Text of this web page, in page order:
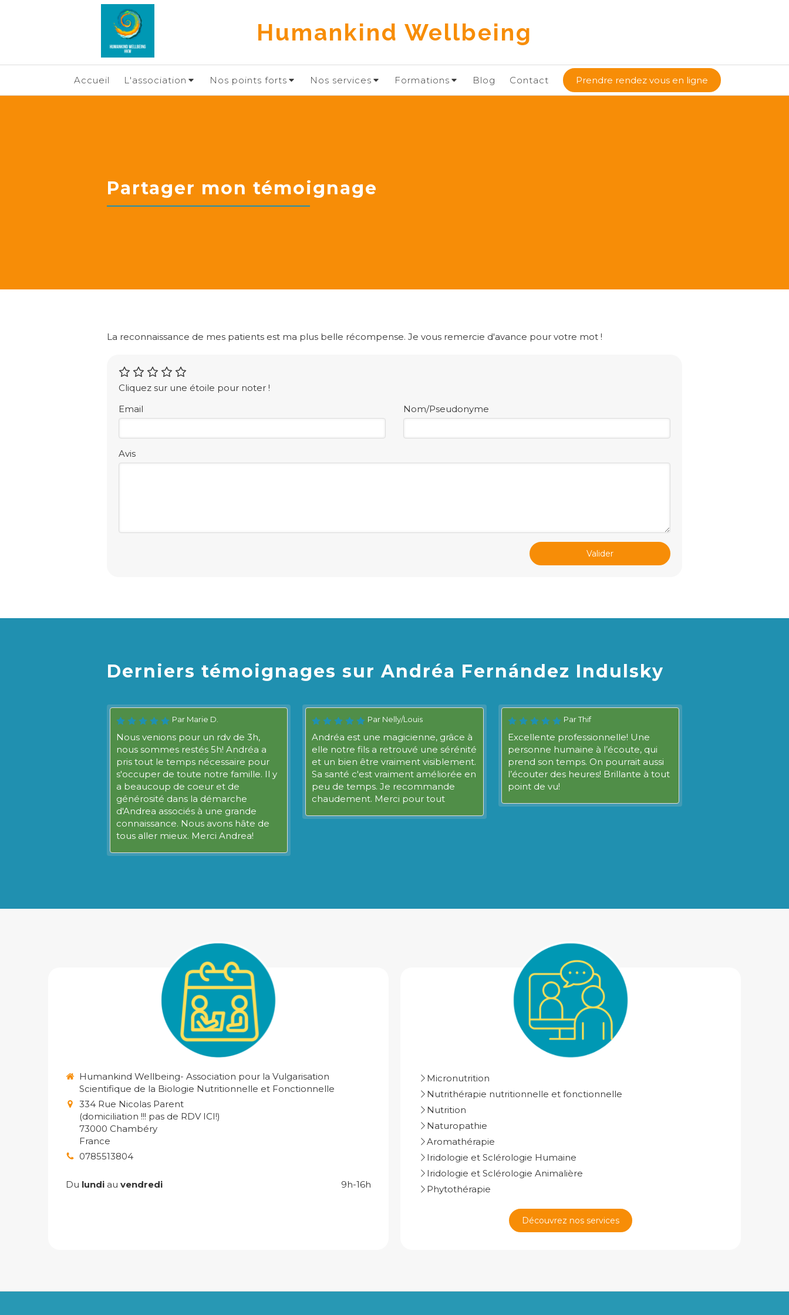
Humankind Wellbeing
Accueil L'association Nos points forts Nos services Formations Blog Contact Prendre rendez vous en ligne
Partager mon témoignage
La reconnaissance de mes patients est ma plus belle récompense. Je vous remercie d'avance pour votre mot !
Cliquez sur une étoile pour noter !
Email
Nom/Pseudonyme
Avis
Valider
Derniers témoignages sur Andréa Fernández Indulsky
Par Marie D.
Nous venions pour un rdv de 3h,
nous sommes restés 5h! Andréa a
pris tout le temps nécessaire pour
s'occuper de toute notre famille. Il y
a beaucoup de coeur et de
générosité dans la démarche
d'Andrea associés à une grande
connaissance. Nous avons hâte de
tous aller mieux. Merci Andrea!
Par Nelly/Louis
Andréa est une magicienne, grâce à
elle notre fils a retrouvé une sérénité
et un bien être vraiment visiblement.
Sa santé c'est vraiment améliorée en
peu de temps. Je recommande
chaudement. Merci pour tout
Par Thif
Excellente professionnelle! Une
personne humaine à l’écoute, qui
prend son temps. On pourrait aussi
l’écouter des heures! Brillante à tout
point de vu!
Humankind Wellbeing- Association pour la Vulgarisation
Scientifique de la Biologie Nutritionnelle et Fonctionnelle
334 Rue Nicolas Parent
(domiciliation !!! pas de RDV ICI!)
73000 Chambéry
France
0785513804
Du lundi au vendredi 9h-16h
Micronutrition
Nutrithérapie nutritionnelle et fonctionnelle
Nutrition
Naturopathie
Aromathérapie
Iridologie et Sclérologie Humaine
Iridologie et Sclérologie Animalière
Phytothérapie
Découvrez nos services